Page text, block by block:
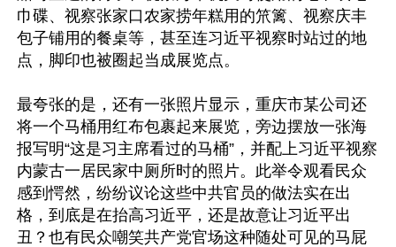
巾碟、视察张家口农家捞年糕用的笊篱、视察庆丰
包子铺用的餐桌等，甚至连习近平视察时站过的地
点，脚印也被圈起当成展览点。
最夸张的是，还有一张照片显示，重庆市某公司还
将一个马桶用红布包裹起来展览，旁边摆放一张海
报写明“这是习主席看过的马桶”，并配上习近平视察
内蒙古一居民家中厕所时的照片。此举令观看民众
感到愕然，纷纷议论这些中共官员的做法实在出
格，到底是在抬高习近平，还是故意让习近平出
丑？也有民众嘲笑共产党官场这种随处可见的马屁